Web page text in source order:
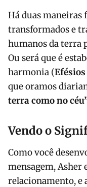
Há duas maneiras
transformados e
humanos da terra
Ou será que é
harmonia (Efésios
que oramos
terra como no céu
Vendo o
Como você
mensagem, Asher
relacionamento, e